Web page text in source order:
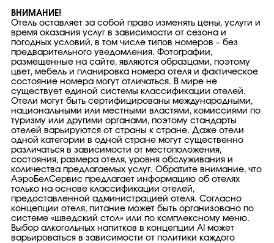
ВНИМАНИЕ!
Отель оставляет за собой право изменять цены, услуги и
время оказания услуг в зависимости от сезона и
погодных условий, в том числе типов номеров – без
предварительного уведомления. Фотографии,
размещенные на сайте, являются образцами, поэтому
цвет, мебель и планировка номера отеля и фактическое
состояние номера могут отличаться. В мире не
существует единой системы классификации отелей.
Отели могут быть сертифицированы международными,
национальными или местными властями, комиссиями по
туризму или другими органами, поэтому стандарты
отелей варьируются от страны к стране. Даже отели
одной категории в одной стране могут существенно
различаться в зависимости от местоположения,
состояния, размера отеля, уровня обслуживания и
количества предлагаемых услуг. Обратите внимание, что
АэроБелСервис предлагает информацию об отелях
только на основе классификации отелей,
предоставленной администрацией отеля. Согласно
концепции отеля, питание может быть организовано по
системе «шведский стол» или по комплексному меню.
Выбор алкогольных напитков в концепции AI может
варьироваться в зависимости от политики каждого